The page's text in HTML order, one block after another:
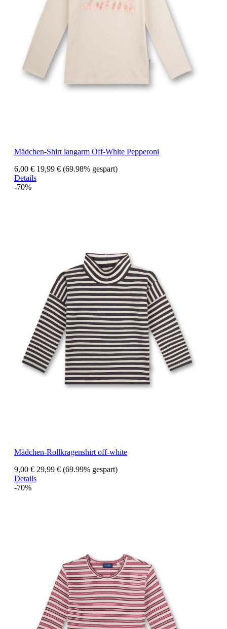
Mädchen-Shirt langarm Off-White Pepperoni
6,00 € 19,99 € (69.98% gespart)
Details
-70%
Mädchen-Rollkragenshirt off-white
9,00 € 29,99 € (69.99% gespart)
Details
-70%